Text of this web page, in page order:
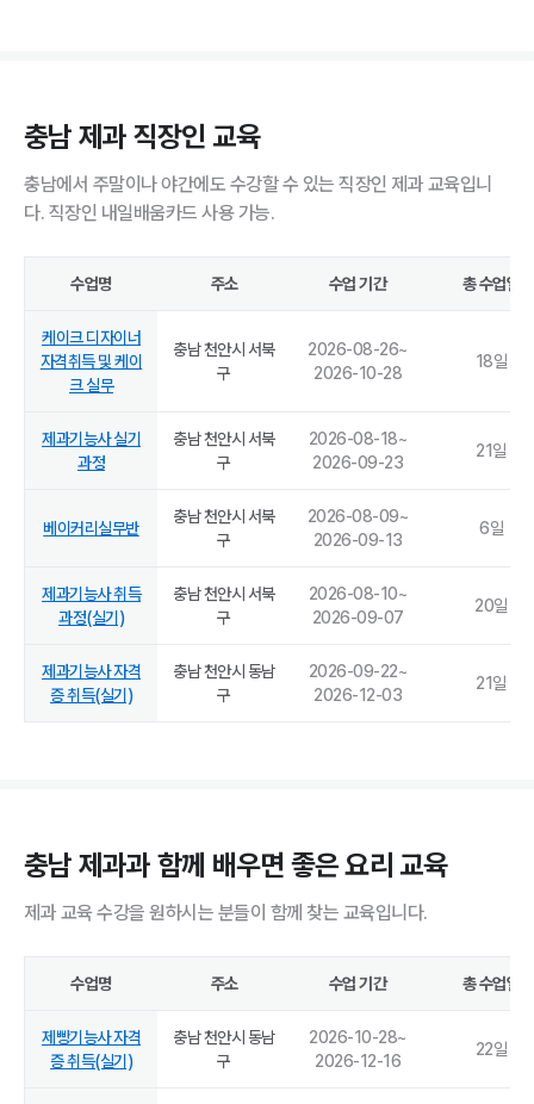
충남 제과 직장인 교육
충남에서 주말이나 야간에도 수강할 수 있는 직장인 제과 교육입니
다. 직장인 내일배움카드 사용 가능.
수업명 주소 수업 기간 총 수업일
케이크 디자이너
자격취득 및 케이
크 실무
충남 천안시 서북
구
2026-08-26~
2026-10-28
18일
제과기능사 실기
과정
충남 천안시 서북
구
2026-08-18~
2026-09-23
21일
베이커리실무반
충남 천안시 서북
구
2026-08-09~
2026-09-13
6일
제과기능사 취득
과정(실기)
충남 천안시 서북
구
2026-08-10~
2026-09-07
20일
제과기능사 자격
증 취득(실기)
충남 천안시 동남
구
2026-09-22~
2026-12-03
21일
충남 제과과 함께 배우면 좋은 요리 교육
제과 교육 수강을 원하시는 분들이 함께 찾는 교육입니다.
수업명 주소 수업 기간 총 수업일
제빵기능사 자격
증 취득(실기)
충남 천안시 동남
구
2026-10-28~
2026-12-16
22일